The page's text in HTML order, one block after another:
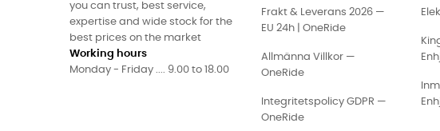
you can trust, best service,
expertise and wide stock for the
best prices on the market
Working hours
Monday - Friday .... 9.00 to 18.00
Frakt & Leverans 2026 —
EU 24h | OneRide
Allmänna Villkor —
OneRide
Integritetspolicy GDPR —
OneRide